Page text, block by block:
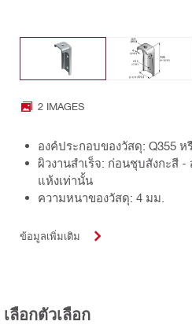
2 IMAGES
องค์ประกอบของวัสดุ: Q355 ห
ผิวงานสำเร็จ: ก่อนชุบสังกะสี
แห้งเท่านั้น
ความหนาของวัสดุ: 4 มม.
ข้อมูลเพิ่มเติม
เลือกตัวเลือก